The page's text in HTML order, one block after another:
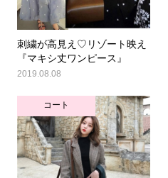
刺繍が高見え♡リゾート映え
『マキシ丈ワンピース』
2019.08.08
コート